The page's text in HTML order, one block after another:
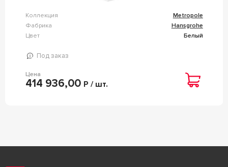
Коллекция
Metropole
Фабрика
Hansgrohe
Цвет
Белый
Под заказ
Цена
414 936,00 Р / шт.